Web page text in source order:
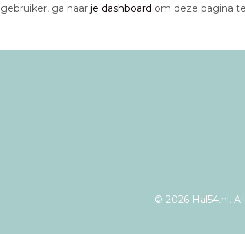
ga naar je dashboard om deze pagina
© 2026 Hal54.nl.